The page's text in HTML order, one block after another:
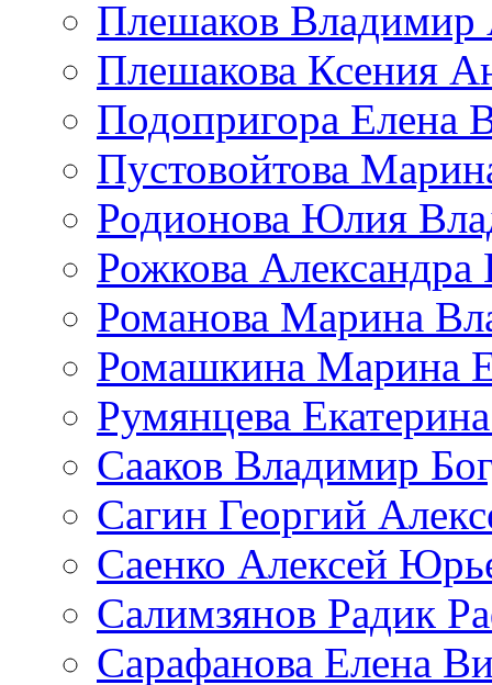
Плешаков Владимир
Плешакова Ксения
Подопригора Елена
Пустовойтова
Родионова Юлия
Рожкова Александра
Романова Марина
Ромашкина Марина
Румянцева
Сааков Владимир
Сагин Георгий
Саенко Алексей
Салимзянов Радик
Сарафанова Елена